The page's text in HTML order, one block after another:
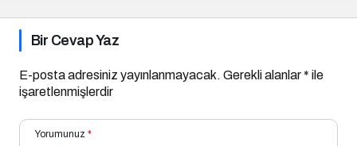
Bir Cevap Yaz
E-posta adresiniz yayınlanmayacak. Gerekli alanlar* ile
işaretlenmişlerdir
Yorumunuz *